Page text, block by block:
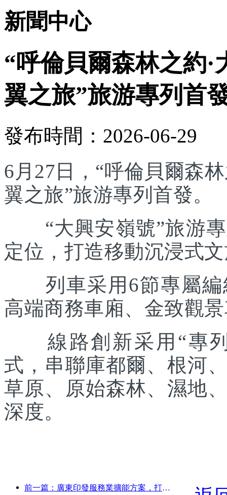
新聞中心
“呼倫貝爾森林之約·
翼之旅”旅游專列首
發布時間：2026-06-29
6月27日，“呼倫貝爾森
翼之旅”旅游專列首發。
“大興安嶺號”旅游專
定位，打造移動沉浸式
列車采用6節專屬編
高端商務車廂、金致觀
線路創新采用“專列
式，串聯庫都爾、根河
草原、原始森林、濕地
深度。
前一篇：廣東印發服務業擴能方案，打造大灣區世界級旅游目的地